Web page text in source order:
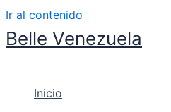
Ir al contenido
Belle Venezuela
Inicio